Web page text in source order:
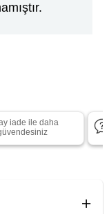
iade ile daha